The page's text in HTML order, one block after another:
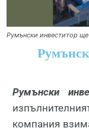
Румънски инвеститор
Румънски
компания